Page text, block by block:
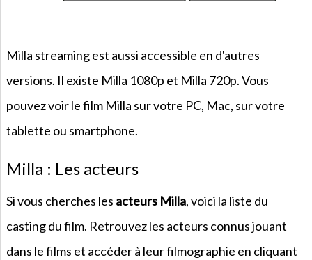
Milla streaming est aussi accessible en d'autres
versions. Il existe Milla 1080p et Milla 720p. Vous
pouvez voir le film Milla sur votre PC, Mac, sur votre
tablette ou smartphone.
Milla : Les acteurs
Si vous cherches les acteurs Milla, voici la liste du
casting du film. Retrouvez les acteurs connus jouant
dans le films et accéder à leur filmographie en cliquant